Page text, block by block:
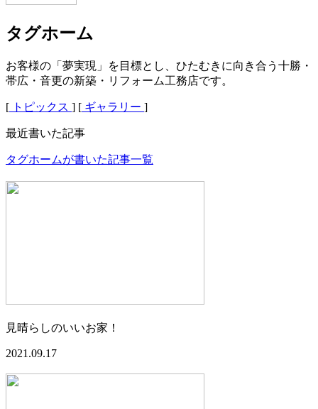
タグホーム
お客様の「夢実現」を目標とし、ひたむきに向き合う十勝・
帯広・音更の新築・リフォーム工務店です。
[ トピックス ] [ ギャラリー ]
最近書いた記事
タグホームが書いた記事一覧
見晴らしのいいお家！
2021.09.17